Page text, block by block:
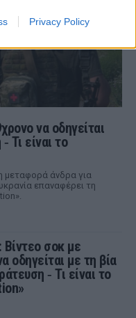
Privacy Policy
να οδηγείται
Τι είναι το
μεταφορά άνδρα για
επαναφέρει τη
Βίντεο σοκ με
οδηγείται με τη βία
‑ Τι είναι το